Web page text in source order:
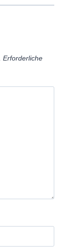
Erforderliche